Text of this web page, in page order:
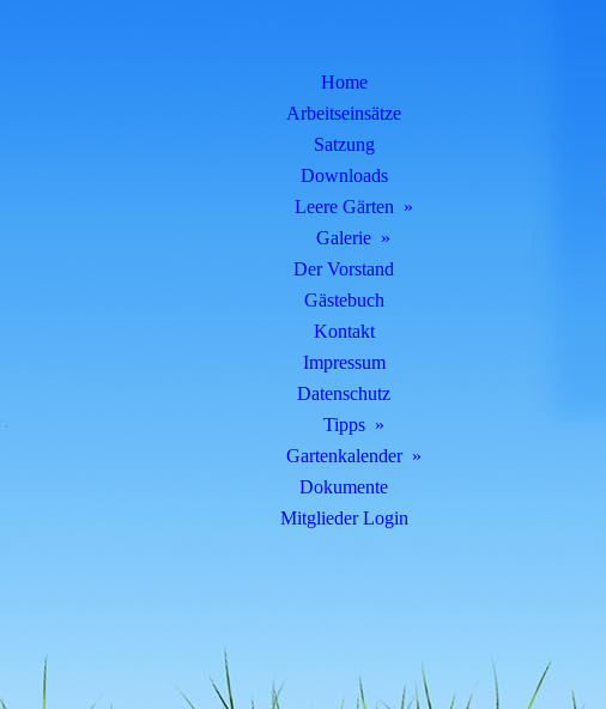
Home
Arbeitseinsätze
Satzung
Downloads
Leere Gärten
Galerie
Der Vorstand
Gästebuch
Kontakt
Impressum
Datenschutz
Tipps
Gartenkalender
Dokumente
Mitglieder Login